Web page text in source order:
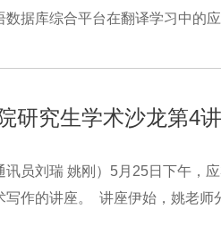
数据库综合平台在翻译学习中的
研究生学术沙龙第4
讯员刘瑞 姚刚）5月25日下午，
写作的讲座。 讲座伊始，姚老师